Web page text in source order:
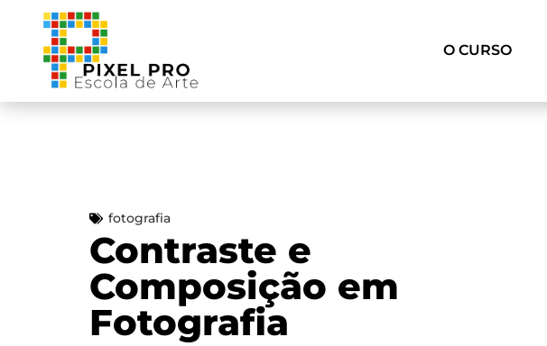
O CURSO
fotografia
Contraste e
Composição em
Fotografia